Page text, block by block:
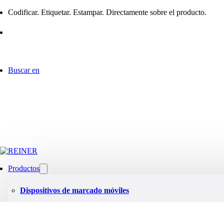
Codificar. Etiquetar. Estampar. Directamente sobre el producto.
Buscar en
Productos
Dispositivos de marcado móviles